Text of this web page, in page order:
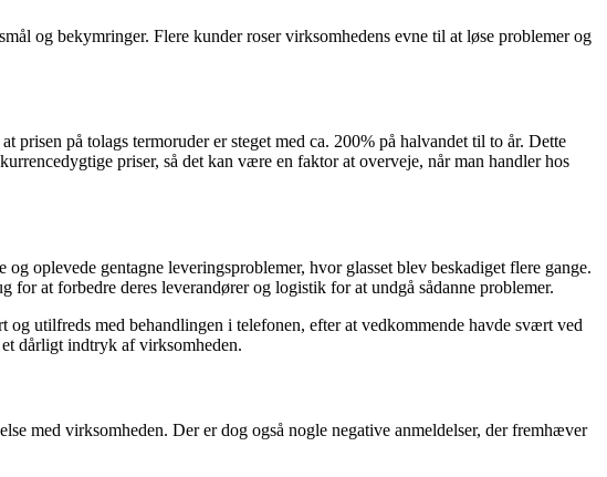
og bekymringer. Flere kunder roser virksomhedens evne til at løse problemer og
på tolags termoruder er steget med ca. 200% på halvandet til to år. Dette
priser, så det kan være en faktor at overveje, når man handler hos
oplevede gentagne leveringsproblemer, hvor glasset blev beskadiget flere gange.
at forbedre deres leverandører og logistik for at undgå sådanne problemer.
utilfreds med behandlingen i telefonen, efter at vedkommende havde svært ved
dårligt indtryk af virksomheden.
med virksomheden. Der er dog også nogle negative anmeldelser, der fremhæver